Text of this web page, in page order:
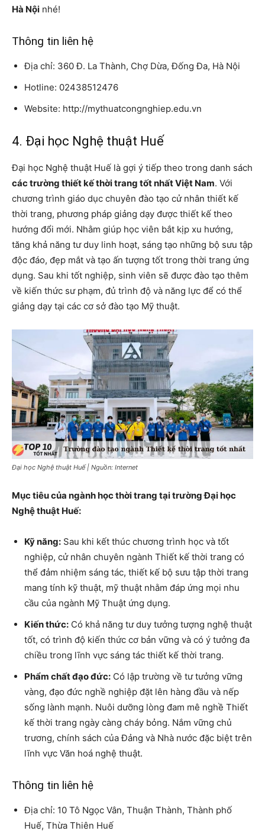
Hà Nội nhé!
Thông tin liên hệ
Địa chỉ: 360 Đ. La Thành, Chợ Dừa, Đống Đa, Hà Nội
Hotline: 02438512476
Website: http://mythuatcongnghiep.edu.vn
4. Đại học Nghệ thuật Huế
Đại học Nghệ thuật Huế là gợi ý tiếp theo trong danh sách
các trường thiết kế thời trang tốt nhất Việt Nam. Với
chương trình giáo dục chuyên đào tạo cử nhân thiết kế
thời trang, phương pháp giảng dạy được thiết kế theo
hướng đổi mới. Nhằm giúp học viên bắt kịp xu hướng,
tăng khả năng tư duy linh hoạt, sáng tạo những bộ sưu tập
độc đáo, đẹp mắt và tạo ấn tượng tốt trong thời trang ứng
dụng. Sau khi tốt nghiệp, sinh viên sẽ được đào tạo thêm
về kiến ​​thức sư phạm, đủ trình độ và năng lực để có thể
giảng dạy tại các cơ sở đào tạo Mỹ thuật.
Đại học Nghệ thuật Huế | Nguồn: Internet
Mục tiêu của ngành học thời trang tại trường Đại học
Nghệ thuật Huế:
Kỹ năng: Sau khi kết thúc chương trình học và tốt
nghiệp, cử nhân chuyên ngành Thiết kế thời trang có
thể đảm nhiệm sáng tác, thiết kế bộ sưu tập thời trang
mang tính kỹ thuật, mỹ thuật nhằm đáp ứng mọi nhu
cầu của ngành Mỹ Thuật ứng dụng.
Kiến thức: Có khả năng tư duy tưởng tượng nghệ thuật
tốt, có trình độ kiến thức cơ bản vững và có ý tưởng đa
chiều trong lĩnh vực sáng tác thiết kế thời trang.
Phẩm chất đạo đức: Có lập trường về tư tưởng vững
vàng, đạo đức nghề nghiệp đặt lên hàng đầu và nếp
sống lành mạnh. Nuôi dưỡng lòng đam mê nghề Thiết
kế thời trang ngày càng cháy bỏng. Nắm vững chủ
trương, chính sách của Đảng và Nhà nước đặc biệt trên
lĩnh vực Văn hoá nghệ thuật.
Thông tin liên hệ
Địa chỉ: 10 Tô Ngọc Vân, Thuận Thành, Thành phố
Huế, Thừa Thiên Huế